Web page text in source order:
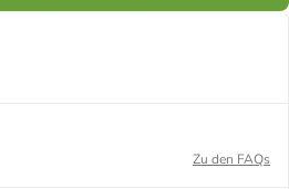
Zu den FAQs